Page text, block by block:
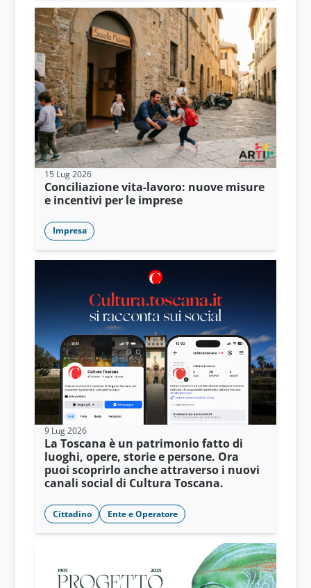
Conciliazione vita-lavoro: nuove misure
e incentivi per le imprese
15 Lug 2026
Impresa
La Toscana è un patrimonio fatto di
luoghi, opere, storie e persone. Ora
puoi scoprirlo anche attraverso i nuovi
canali social di Cultura Toscana.
9 Lug 2026
Cittadino Ente e Operatore